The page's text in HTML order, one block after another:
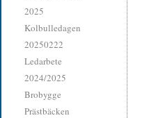
2025
Kolbulledagen
20250222
Ledarbete
2024/2025
Brobygge
Prästbäcken